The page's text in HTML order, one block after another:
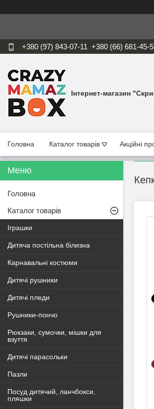
+380 (97) 843-07-11 +380 (66) 681-45-
Інтернет-магазин
Головна Каталог товарів Акційні
Головна
Каталог товарів
Іграшки
Дитяча постільна білизна
Карнавальні костюми
Дитячі рушники
Дитячі пледи
Рушники-пончо
Рюкзаки, сумочки, мішки для
взуття
Дитячі парасольки
Пазли
Посуд дитячий, ланчбокси,
пляшки